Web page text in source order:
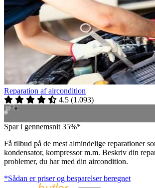
Reparation af aircondition
4.5 (1.093)
Spar i gennemsnit 35%*
Få tilbud på de mest almindelige reparationer
kondensator, kompressor m.m. Beskriv din
problemer, du har med din aircondition.
*Sådan er priser og besparelser beregnet